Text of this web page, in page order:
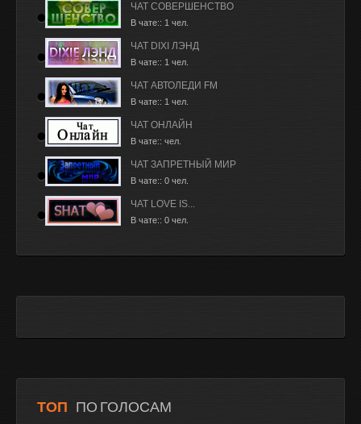
ЧАТ СОВЕРШЕНСТВО
В чате:: 1 чел.
ЧАТ DIXI ЛЭНД
В чате:: 1 чел.
ЧАТ АВТОЛЕДИ FM
В чате:: 1 чел.
ЧАТ ОНЛАЙН
В чате:: чел.
ЧАТ ЗАПРЕТНЫЙ МИР
В чате:: 0 чел.
ЧАТ LOVE IS...
В чате:: 0 чел.
ТОП ПО ГОЛОСАМ